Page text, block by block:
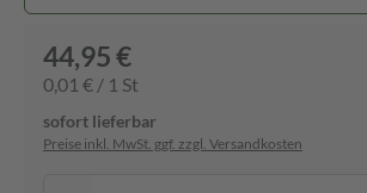
44,95 €
0,01 € / 1 St
sofort lieferbar
Preise inkl. MwSt. ggf. zzgl. Versandkosten